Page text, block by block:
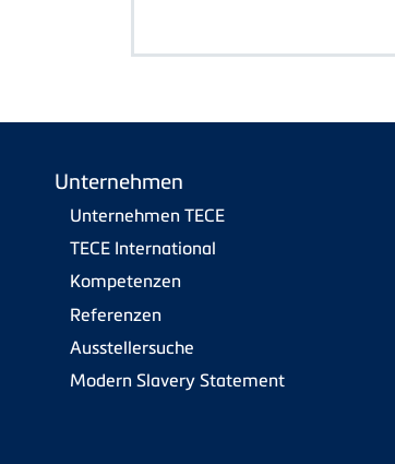
Unternehmen
Unternehmen TECE
TECE International
Kompetenzen
Referenzen
Ausstellersuche
Modern Slavery Statement